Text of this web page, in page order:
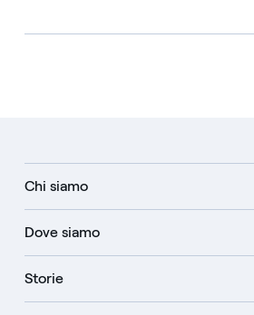
Chi siamo
Dove siamo
Storie